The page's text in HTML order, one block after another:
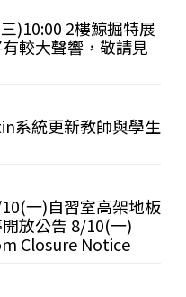
)10:00 2樓鯨掘特展
較大聲響，敬請見
系統更新教師與學生
10(一)自習室高架地板
放公告 8/10(一)
Closure Notice